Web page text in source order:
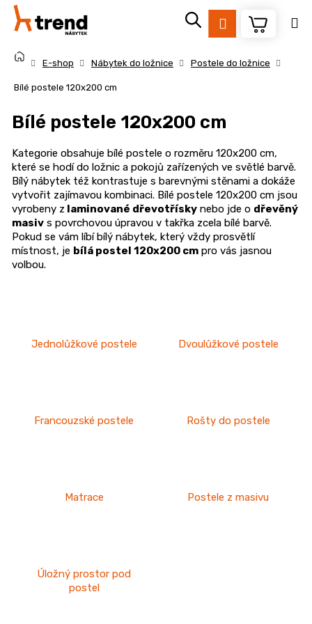
Přejít
obsah
Přihlášení
E-shop Nábytek do ložnice Postele do ložnice
Bílé postele 120x200 cm
Bílé postele 120x200 cm
Kategorie obsahuje bílé postele o rozměru 120x200 cm,
které se hodí do ložnic a pokojů zařízených ve světlé barvě.
Bílý nábytek též kontrastuje s barevnými stěnami a dokáže
vytvořit zajímavou kombinaci. Bílé postele 120x200 cm jsou
vyrobeny z laminované dřevotřísky nebo jde o dřevěný
masiv s povrchovou úpravou v takřka zcela bílé barvě.
Pokud se vám líbí bílý nábytek, který vždy prosvětlí
místnost, je bílá postel 120x200 cm pro vás jasnou
volbou.
Jednolůžkové postele Dvoulůžkové postele
Francouzské postele Rošty do postele
Matrace Postele z masivu
Úložný prostor pod
postel
Zpět
Zpět